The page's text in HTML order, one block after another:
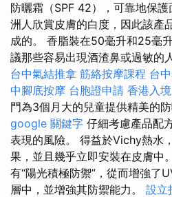
防曬霜（SPF 42），可靠地保
洲人欣賞皮膚的白度，因此該產
成的。 香脂裝在50毫升和25毫
議那些容易出現酒渣鼻或過敏的
台中氣結推拿 筋絡按摩課程 台
中腳底按摩 台胞證申請 香港入
門為3個月大的兒童提供精美的防
google 關鍵字 仔細考慮產品配
表現的風險。 得益於Vichy熱水
果，並且幾乎立即安裝在皮膚中。
有“陽光積極防禦”，從而增強了
層中，並增強其防禦能力。 設立